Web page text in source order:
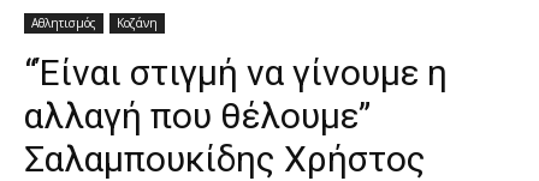
Αθλητισμός Κοζάνη
“Έίναι στιγμή να γίνουμε η
αλλαγή που θέλουμε”
Σαλαμπουκίδης Χρήστος